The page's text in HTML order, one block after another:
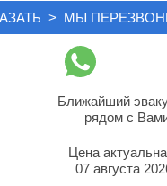
Ближайший
рядом с
Цена
07 августа